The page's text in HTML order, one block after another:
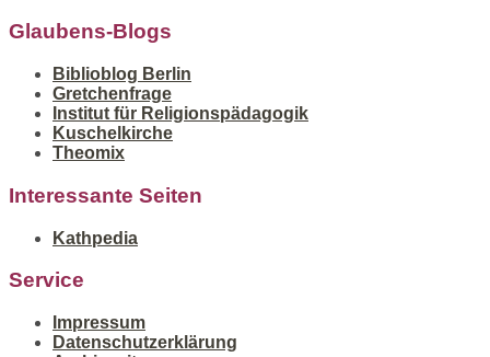
Glaubens-Blogs
Biblioblog Berlin
Gretchenfrage
Institut für Religionspädagogik
Kuschelkirche
Theomix
Interessante Seiten
Kathpedia
Service
Impressum
Datenschutzerklärung